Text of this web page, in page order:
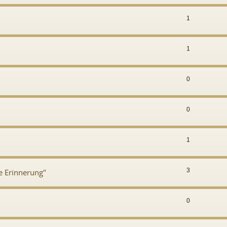
1
1
0
0
1
Erinnerung" 3
0